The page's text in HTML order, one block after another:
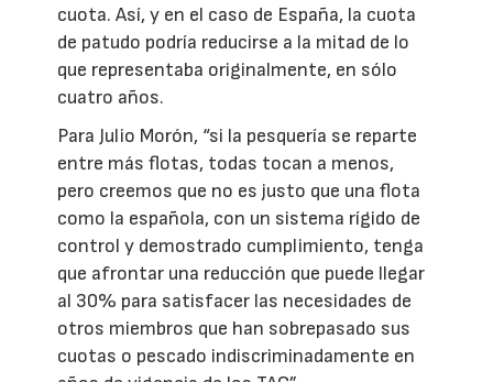
cuota. Así, y en el caso de España, la cuota
de patudo podría reducirse a la mitad de lo
que representaba originalmente, en sólo
cuatro años.
Para Julio Morón, “si la pesquería se reparte
entre más flotas, todas tocan a menos,
pero creemos que no es justo que una flota
como la española, con un sistema rígido de
control y demostrado cumplimiento, tenga
que afrontar una reducción que puede llegar
al 30% para satisfacer las necesidades de
otros miembros que han sobrepasado sus
cuotas o pescado indiscriminadamente en